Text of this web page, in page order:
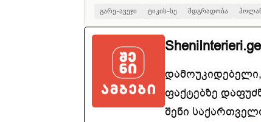
გარე-ავეჯი ტიკის-ხე მდგრადობა
SheniInterieri.ge
ფაქტებზე
შენი